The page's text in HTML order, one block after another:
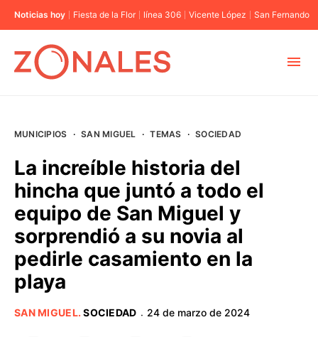
Noticias hoy Fiesta de la Flor línea 306 Vicente López San Fernando
BUENOS AIRES
PROVINCIAS
ELECCIONES 2023
MUNICIPIOS · SAN MIGUEL · TEMAS · SOCIEDAD
La increíble historia del
hincha que juntó a todo el
equipo de San Miguel y
sorprendió a su novia al
pedirle casamiento en la
playa
SAN MIGUEL.SOCIEDAD · 24 de marzo de 2024